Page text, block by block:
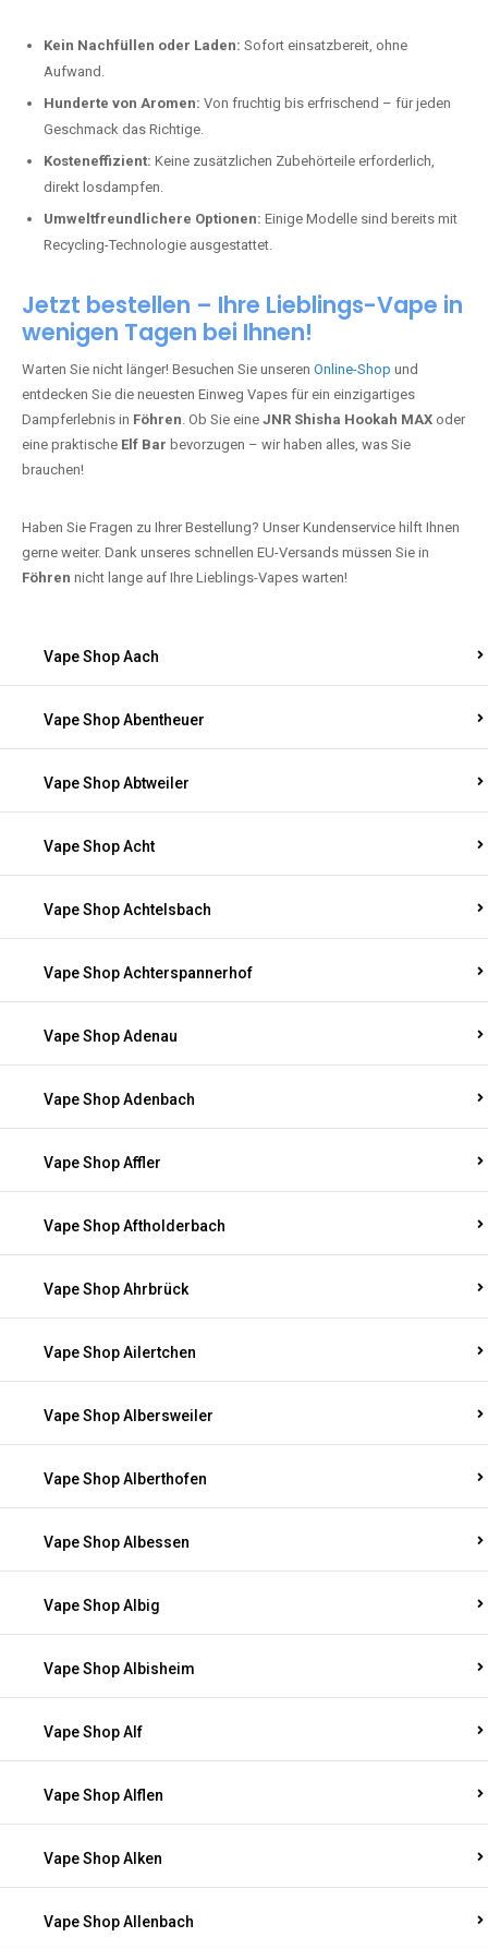
Kein Nachfüllen oder Laden: Sofort einsatzbereit, ohne
Aufwand.
Hunderte von Aromen: Von fruchtig bis erfrischend – für jeden
Geschmack das Richtige.
Kosteneffizient: Keine zusätzlichen Zubehörteile erforderlich,
direkt losdampfen.
Umweltfreundlichere Optionen: Einige Modelle sind bereits mit
Recycling-Technologie ausgestattet.
Jetzt bestellen – Ihre Lieblings-Vape in
wenigen Tagen bei Ihnen!
Warten Sie nicht länger! Besuchen Sie unseren Online-Shop und
entdecken Sie die neuesten Einweg Vapes für ein einzigartiges
Dampferlebnis in Föhren. Ob Sie eine JNR Shisha Hookah MAX oder
eine praktische Elf Bar bevorzugen – wir haben alles, was Sie
brauchen!
Haben Sie Fragen zu Ihrer Bestellung? Unser Kundenservice hilft Ihnen
gerne weiter. Dank unseres schnellen EU-Versands müssen Sie in
Föhren nicht lange auf Ihre Lieblings-Vapes warten!
Vape Shop Aach
Vape Shop Abentheuer
Vape Shop Abtweiler
Vape Shop Acht
Vape Shop Achtelsbach
Vape Shop Achterspannerhof
Vape Shop Adenau
Vape Shop Adenbach
Vape Shop Affler
Vape Shop Aftholderbach
Vape Shop Ahrbrück
Vape Shop Ailertchen
Vape Shop Albersweiler
Vape Shop Alberthofen
Vape Shop Albessen
Vape Shop Albig
Vape Shop Albisheim
Vape Shop Alf
Vape Shop Alflen
Vape Shop Alken
Vape Shop Allenbach